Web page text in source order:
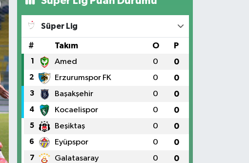
Süper Lig
# Takım O P
1 Amed 0 0
2 Erzurumspor FK 0 0
3 Başakşehir 0 0
4 Kocaelispor 0 0
5 Beşiktaş 0 0
6 Eyüpspor 0 0
7 Galatasaray 0 0